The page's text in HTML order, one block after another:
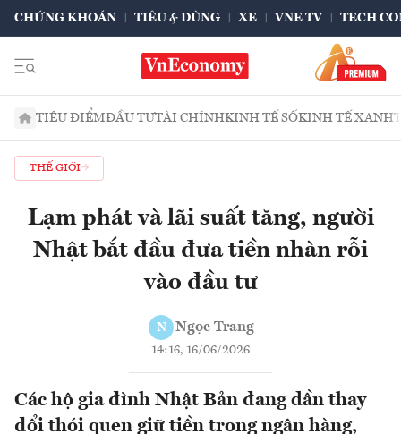
CHỨNG KHOÁN TIÊU & DÙNG XE VNE TV TECH
TIÊU ĐIỂMĐẦU TƯTÀI CHÍNHKINH TẾ SỐKINH TẾ XANH
THẾ GIỚI
Lạm phát và lãi suất tăng, người
Nhật bắt đầu đưa tiền nhàn rỗi
vào đầu tư
N Ngọc Trang
14:16, 16/06/2026
Các hộ gia đình Nhật Bản đang dần thay
đổi thói quen giữ tiền trong ngân hàng,